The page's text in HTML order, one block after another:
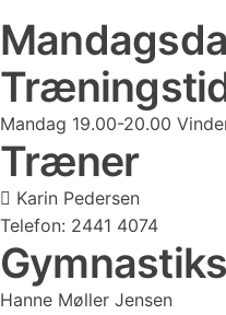
Mandag 19.00-20.00
Træner
 Karin Pedersen
Telefon: 2441 4074
Hanne Møller Jensen